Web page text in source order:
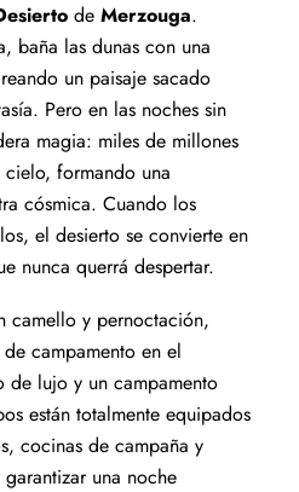
de Merzouga.
baña las dunas con una
un paisaje sacado
Pero en las noches sin
magia: miles de millones
formando una
cósmica. Cuando los
el desierto se convierte en
nunca querrá despertar.
camello y pernoctación,
campamento en el
de lujo y un campamento
están totalmente equipados
cocinas de campaña y
una noche